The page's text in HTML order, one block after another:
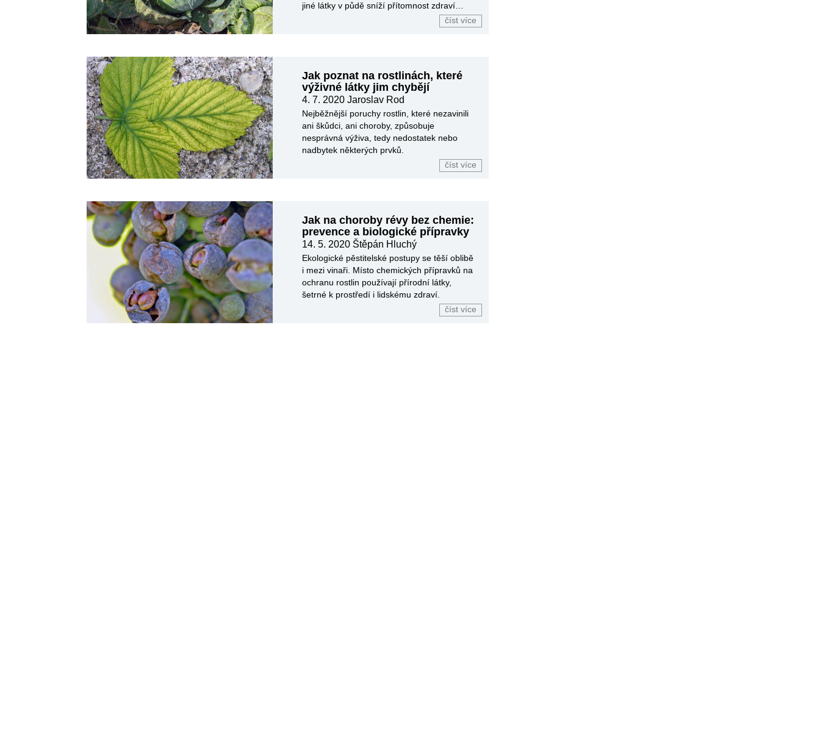
jiné látky v půdě sníží přítomnost zdraví
číst více
Jak poznat na rostlinách, které
výživné látky jim chybějí
4. 7. 2020Jaroslav Rod
Nejběžnější poruchy rostlin, které nezavinili
ani škůdci, ani choroby, způsobuje
nesprávná výživa, tedy nedostatek nebo
nadbytek některých prvků.
číst více
Jak na choroby révy bez chemie:
prevence a biologické přípravky
14. 5. 2020 Štěpán Hluchý
Ekologické pěstitelské postupy se těší oblibě
i mezi vinaři. Místo chemických přípravků na
ochranu rostlin používají přírodní látky,
šetrné k prostředí i lidskému zdraví.
číst více